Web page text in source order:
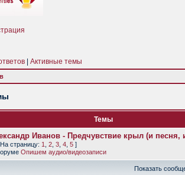
Активные темы
Темы
Иванов - Предчувствие крыл (и песня,
На страницу: 1 2 3 4 5 ]
Опишем аудио/видеозаписи
Показать